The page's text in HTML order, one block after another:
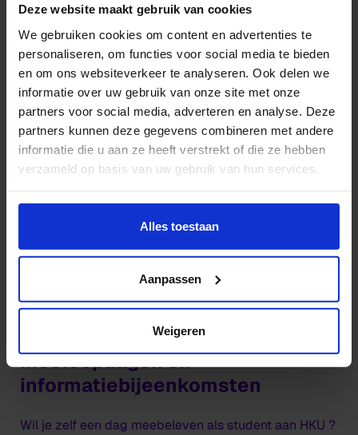
Deze website maakt gebruik van cookies
We gebruiken cookies om content en advertenties te
personaliseren, om functies voor social media te bieden
en om ons websiteverkeer te analyseren. Ook delen we
informatie over uw gebruik van onze site met onze
partners voor social media, adverteren en analyse. Deze
partners kunnen deze gegevens combineren met andere
informatie die u aan ze heeft verstrekt of die ze hebben
verzameld op basis van uw gebruik van hun services.
Wil je meer weten of de voorkeur aanpassen, bekijk dan
https://www.hku.nl/privacy-statement-en-
Alles toestaan
Aanpassen
Weigeren
voor:
Toekomstige studentendie eenbachelor of
associate degreewillen volgen.
Professionalsdie zich verder willen ontwikkelen
met eenmasteropleiding.
Studenten die een creatieve minorbij HKU willen
volgen
ook van harte welkom! Het is altijd fijn om je
ervaringen te delen met mensen die je dierbaar zijn.
Ja, ik ben erbij!
Meeloopdagen en
informatiebijeenkomsten
Wil je zelf een dag meebeleven als student aan HKU ?